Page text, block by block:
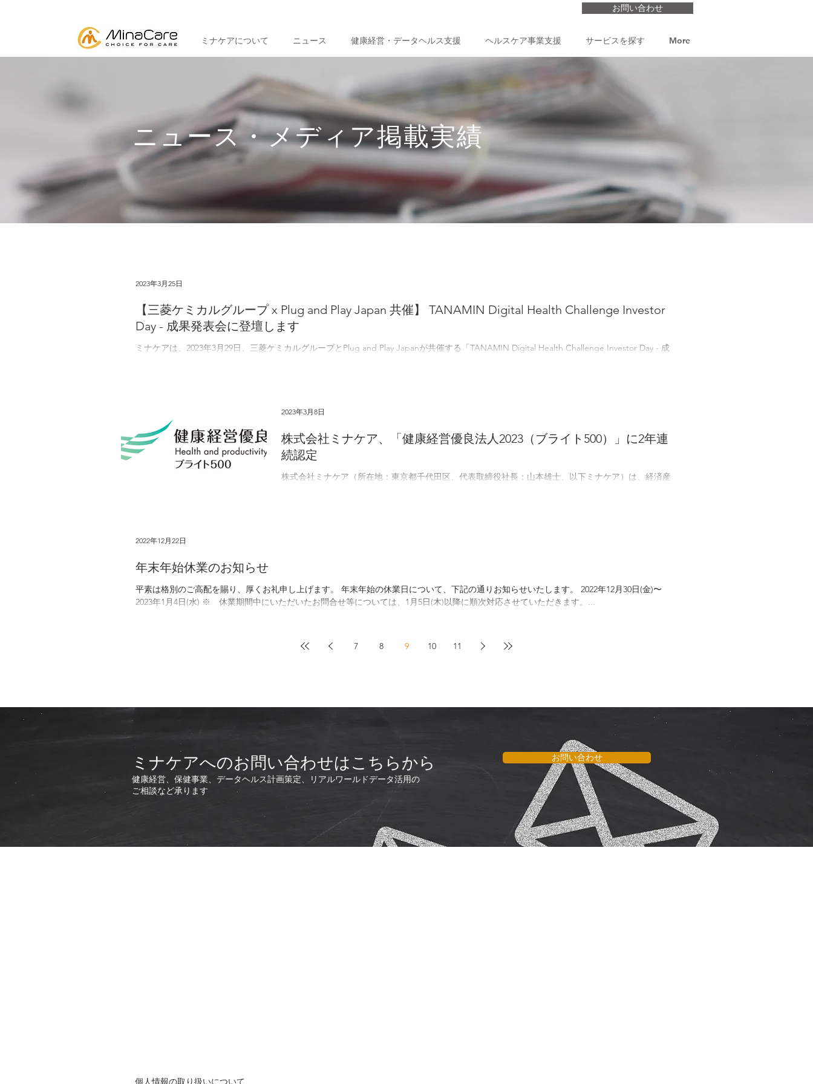
お問い合わせ
ミナケアについて ニュース 健康経営・データヘルス支援 ヘルスケア事業支援 サービスを探す More
ニュース・メディア掲載実績
【三菱ケミカルグループ x Plug and Play Japan 共催】 TANAMIN Digital Health Challenge Investor
Day - 成果発表会に登壇します
ミナケアは、2023年3月29日、三菱ケミカルグループとPlug and Play Japanが共催する「TANAMIN Digital Health Challenge Investor Day - 成
2023年3月25日
株式会社ミナケア、「健康経営優良法人2023（ブライト500）」に2年連
続認定
株式会社ミナケア（所在地：東京都千代田区、代表取締役社長：山本雄士、以下ミナケア）は、経済産
2023年3月8日
年末年始休業のお知らせ
平素は格別のご高配を賜り、厚くお礼申し上げます。 年末年始の休業日について、下記の通りお知らせいたします。 2022年12月30日(金)〜
2023年1月4日(水) ※ 休業期間中にいただいたお問合せ等については、1月5日(木)以降に順次対応させていただきます。...
2022年12月22日
7 8 9 10 11
ミナケアへのお問い合わせはこちらから
健康経営、保健事業、データヘルス計画策定、リアルワールドデータ活用の
ご相談など承ります
お問い合わせ
個人情報の取り扱いについて